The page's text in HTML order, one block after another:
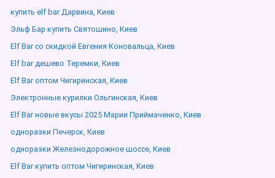
купить elf bar Дарвина, Киев
Эльф Бар купить Святошино, Киев
Elf Bar со скидкой Евгения Коновальца, Киев
Elf bar дешево Теремки, Киев
Elf Bar оптом Чигиринская, Киев
Электронные курилки Ольгинская, Киев
Elf Bar новые вкусы 2025 Марии Приймаченко, Киев
одноразки Печерск, Киев
одноразки Железнодорожное шоссе, Киев
Elf Bar купить оптом Чигиринская, Киев